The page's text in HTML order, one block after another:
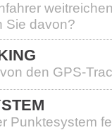
Sie davon?
den GPS-
Punktesystem